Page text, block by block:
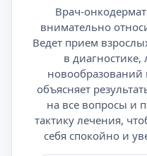
Врач-
внимательно
Ведет прием
в
объясняет
на все вопросы и
тактику лечения,
себя спокойно и